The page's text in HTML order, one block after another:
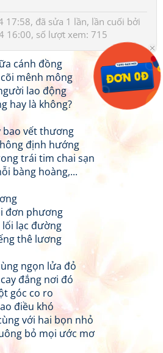
đã sửa 1 lần, lần cuối bởi
16:00, số lượt xem: 715
cánh đồng
mênh mông
lao động
hay là không?
bao vết thương
định hướng
trái tim chai sạn
bàng hoàng,...
đơn phương
lối lạc đường
thê lương
ngọn lửa đỏ
đắng nơi đó
góc co ro
điều khó
với hai bọn nhỏ
bỏ mọi ước mơ